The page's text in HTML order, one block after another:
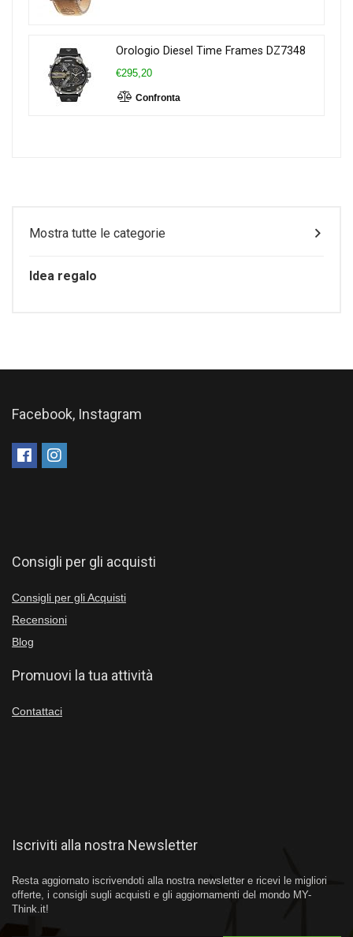
Orologio Diesel Time Frames DZ7348
€295,20
Confronta
Mostra tutte le categorie
Idea regalo
Facebook, Instagram
Consigli per gli acquisti
Consigli per gli Acquisti
Recensioni
Blog
Promuovi la tua attività
Contattaci
Iscriviti alla nostra Newsletter
Resta aggiornato iscrivendoti alla nostra newsletter e ricevi le migliori
offerte, i consigli sugli acquisti e gli aggiornamenti del mondo MY-
Think.it!